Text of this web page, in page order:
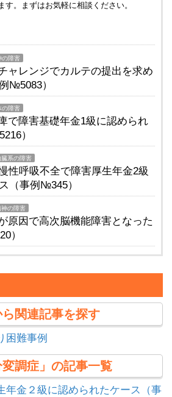
す。まずはお気軽に相談ください。
の障害
ャレンジでカルテの提出を求め
№5083）
の障害
で障害基礎年金1級に認められ
）
臓系の障害
性呼吸不全で障害厚生年金2級
（事例№345）
神の障害
原因で高次脳機能障害となった
）
関連記事を探す
困難事例
変調症」の記事一覧
年金２級に認められたケース（事